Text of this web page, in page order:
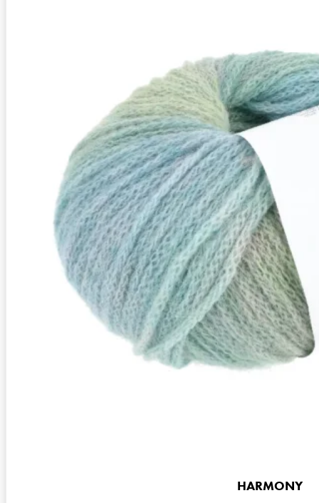
Zusammensetzung
82% Alpaka (Baby), 18%
Lauflänge
~260m / 100g
Nadelstärke
Ø 5-6 mm
Garnstärke
Worsted
Maschenprobe
17 M x 26 R
HARMONY